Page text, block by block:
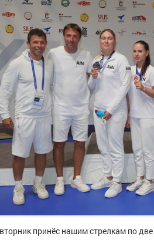
принёс нашим стрелкам по